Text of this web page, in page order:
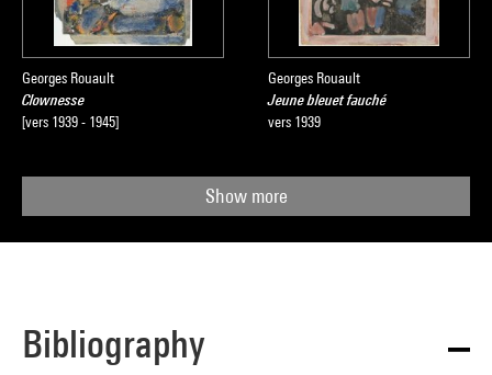
Georges Rouault
Clownesse
[vers 1939 - 1945]
Georges Rouault
Jeune bleuet fauché
vers 1939
Show more
Bibliography